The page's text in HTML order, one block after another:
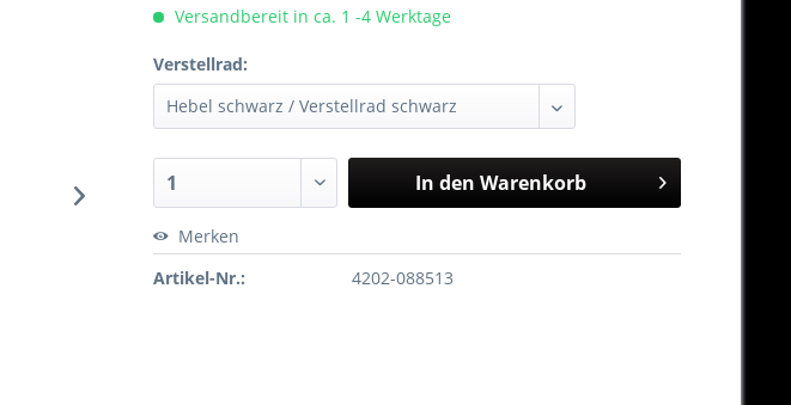
Versandbereit in ca. 1 -4 Werktage
Verstellrad:
In den Warenkorb
Merken
Artikel-Nr.:
4202-088513